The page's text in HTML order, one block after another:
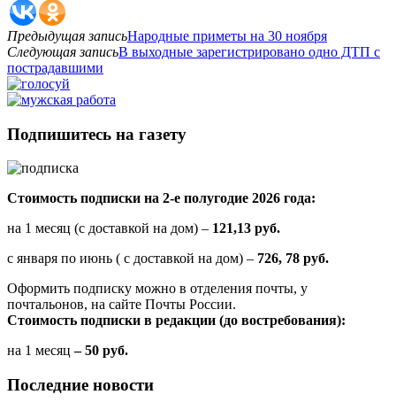
Предыдущая записьНародные приметы на 30 ноября
Следующая записьВ выходные зарегистрировано одно ДТП с
пострадавшими
Подпишитесь на газету
Стоимость подписки на 2-е полугодие 2026 года:
на 1 месяц (с доставкой на дом) – 121,13 руб.
с января по июнь ( с доставкой на дом) – 726, 78 руб.
Оформить подписку можно в отделения почты, у
почтальонов, на сайте Почты России.
Стоимость подписки в редакции (до востребования):
на 1 месяц – 50 руб.
Последние новости